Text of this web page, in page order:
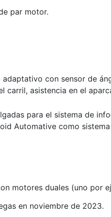
par motor.
con sensor de
carril, asistencia en el
para el sistema de
Automative como
motores duales (uno por
en noviembre de 2023.